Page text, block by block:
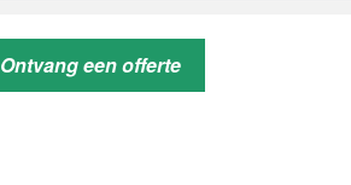
vermogensselecties, maatwerk
Ontvang een offerte